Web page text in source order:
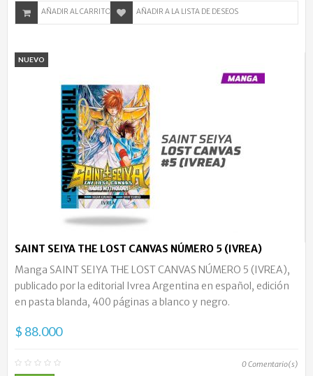
AÑADIR AL CARRITO AÑADIR A LA LISTA DE DESEOS
NUEVO
SAINT SEIYA THE LOST CANVAS NÚMERO 5 (IVREA)
Manga SAINT SEIYA THE LOST CANVAS NÚMERO 5 (IVREA),
publicado por la editorial Ivrea Argentina en español, edición
en pasta blanda, 400 páginas a blanco y negro.
$ 88.000
0Comentario(s)